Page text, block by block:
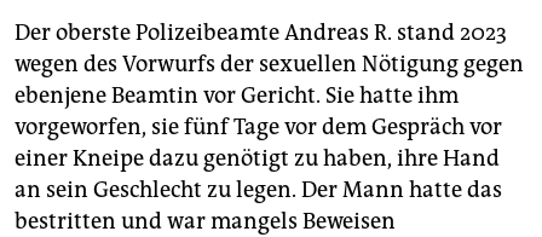
Der oberste Polizeibeamte Andreas R. stand 2023
wegen des Vorwurfs der sexuellen Nötigung gegen
ebenjene Beamtin vor Gericht. Sie hatte ihm
vorgeworfen, sie fünf Tage vor dem Gespräch vor
einer Kneipe dazu genötigt zu haben, ihre Hand
an sein Geschlecht zu legen. Der Mann hatte das
bestritten und war mangels Beweisen